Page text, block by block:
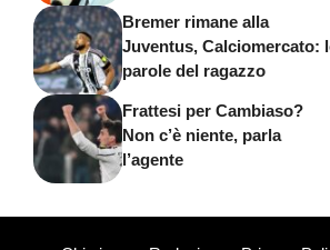
Bremer rimane alla
Juventus, Calciomercato:
parole del ragazzo
Frattesi per Cambiaso?
Non c’è niente, parla
l’agente